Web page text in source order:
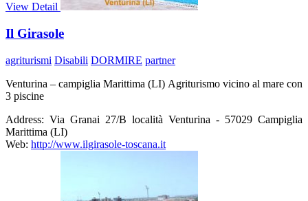
View Detail
Il Girasole
agriturismi Disabili DORMIRE partner
Venturina – campiglia Marittima (LI) Agriturismo vicino al mare con
3 piscine
Address: Via Granai 27/B località Venturina - 57029 Campiglia
Marittima (LI)
Web: http://www.ilgirasole-toscana.it